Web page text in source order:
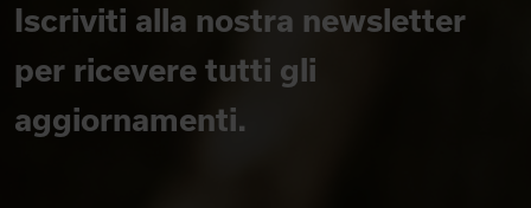
Iscriviti alla nostra newsletter
per ricevere tutti gli
aggiornamenti.